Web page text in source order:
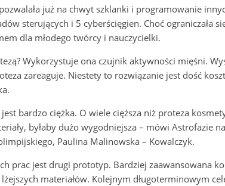
już na chwyt szklanki i programowanie
sterujących i 5 cyberścięgien. Choć ograniczała
dla młodego twórcy i nauczycielki.
Wykorzystuje ona czujnik aktywności mięśni.
zareaguje. Niestety to rozwiązanie jest dość
bardzo ciężka. O wiele cięższa niż proteza
byłaby dużo wygodniejsza – mówi Astrofazie
Paulina Malinowska – Kowalczyk.
prac jest drugi prototyp. Bardziej zaawansowana
lżejszych materiałów. Kolejnym długoterminowym